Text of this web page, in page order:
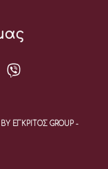
ΕΓΚΡΙΤΟΣ GROUP -